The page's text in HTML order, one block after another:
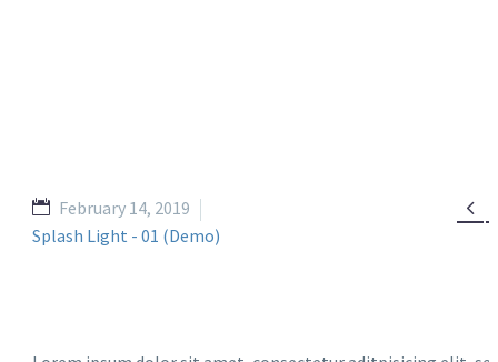

February 14, 2019
Splash Light - 01 (Demo)